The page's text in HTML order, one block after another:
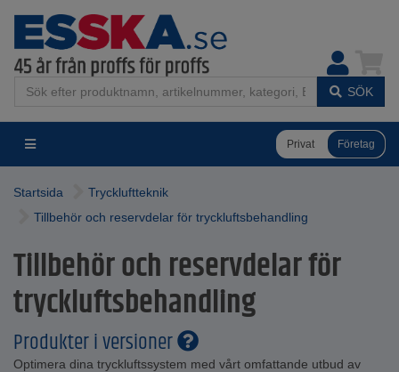
SÖK
Privat Företag
Startsida
Tryckluftteknik
Tillbehör och reservdelar för tryckluftsbehandling
Tillbehör och reservdelar för
tryckluftsbehandling
Produkter i versioner
Optimera dina tryckluftssystem med vårt omfattande utbud av